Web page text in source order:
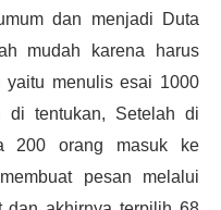
dan menjadi Duta
mudah karena harus
yaitu menulis esai 1000
di tentukan, Setelah di
200 orang masuk ke
pesan melalui